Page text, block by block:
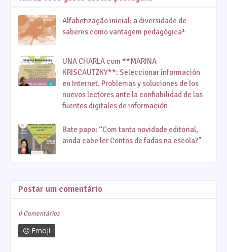
Alfabetização inicial: a diversidade de
saberes como vantagem pedagógica¹
UNA CHARLA com **MARINA
KRISCAUTZKY**: Seleccionar información
en Internet. Problemas y soluciones de los
nuevos lectores ante la confiabilidad de las
fuentes digitales de información
Bate papo: “Com tanta novidade editorial,
ainda cabe ler Contos de fadas na escola?”
Postar um comentário
0 Comentários
Emoji